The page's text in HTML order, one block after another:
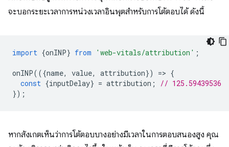
จะบอกระยะเวลาการหน่วงเวลาอินพุตสำหรับการโต้ตอบได้ ดังนี้
import {onINP} from 'web-vitals/attribution' ;
onINP(({name, value, attribution}) => {
const {inputDelay} = attribution ;
// 125.59439536
});
หากสังเกตเห็นว่าการโต้ตอบบางอย่างมีเวลาในการตอบสนองสูง คุณ